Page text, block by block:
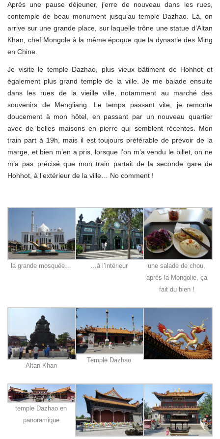
Après une pause déjeuner, j’erre de nouveau dans les rues,
contemple de beau monument jusqu’au temple Dazhao. Là, on
arrive sur une grande place, sur laquelle trône une statue d’Altan
Khan, chef Mongole à la même époque que la dynastie des Ming
en Chine.
Je visite le temple Dazhao, plus vieux bâtiment de Hohhot et
également plus grand temple de la ville. Je me balade ensuite
dans les rues de la vieille ville, notamment au marché des
souvenirs de Mengliang. Le temps passant vite, je remonte
doucement à mon hôtel, en passant par un nouveau quartier
avec de belles maisons en pierre qui semblent récentes. Mon
train part à 19h, mais il est toujours préférable de prévoir de la
marge, et bien m’en a pris, lorsque l’on m’a vendu le billet, on ne
m’a pas précisé que mon train partait de la seconde gare de
Hohhot, à l’extérieur de la ville… No comment !
la grande mosquée… …à l’intérieur
une salade de chou,
après la Mongolie, ça
fait du bien !
Altan Khan
Temple Dazhao
temple Dazhao en
panoramique